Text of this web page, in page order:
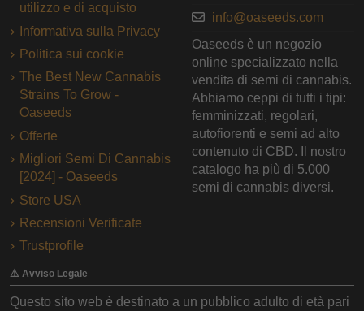
utilizzo e di acquisto
Informativa sulla Privacy
Politica sui cookie
The Best New Cannabis
Strains To Grow -
Oaseeds
Offerte
Migliori Semi Di Cannabis
[2024] - Oaseeds
Store USA
Recensioni Verificate
Trustprofile
info@oaseeds.com
Oaseeds è un negozio
online specializzato nella
vendita di semi di cannabis.
Abbiamo ceppi di tutti i tipi:
femminizzati, regolari,
autofiorenti e semi ad alto
contenuto di CBD. Il nostro
catalogo ha più di 5.000
semi di cannabis diversi.
⚠️ Avviso Legale
Questo sito web è destinato a un pubblico adulto di età pari